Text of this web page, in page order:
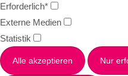
Erforderlich*
Externe Medien
Statistik